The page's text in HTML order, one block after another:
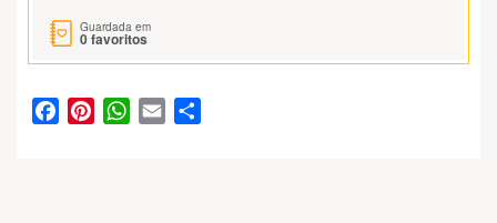
Guardada em
0favoritos
FacebookPinterestWhatsApp
Email